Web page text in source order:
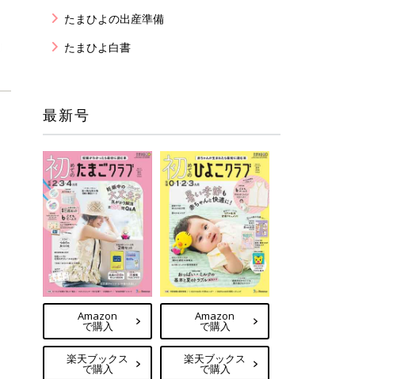
たまひよの出産準備
たまひよ白書
最新号
Amazon
で購入
楽天ブックス
で購入
Amazon
で購入
楽天ブックス
で購入